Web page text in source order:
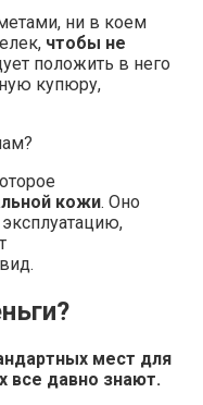
ни в коем
чтобы не
положить в него
купюру,
кожи. Оно
мест для
все давно знают.